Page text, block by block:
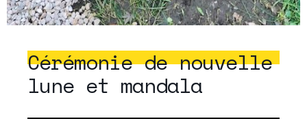
Cérémonie de nouvelle
lune et mandala